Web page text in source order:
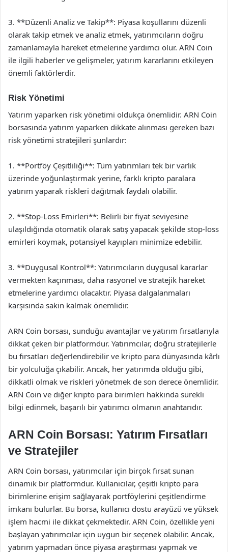
3. **Düzenli Analiz ve Takip**: Piyasa koşullarını düzenli
olarak takip etmek ve analiz etmek, yatırımcıların doğru
zamanlamayla hareket etmelerine yardımcı olur. ARN Coin
ile ilgili haberler ve gelişmeler, yatırım kararlarını etkileyen
önemli faktörlerdir.
Risk Yönetimi
Yatırım yaparken risk yönetimi oldukça önemlidir. ARN Coin
borsasında yatırım yaparken dikkate alınması gereken bazı
risk yönetimi stratejileri şunlardır:
1. **Portföy Çeşitliliği**: Tüm yatırımları tek bir varlık
üzerinde yoğunlaştırmak yerine, farklı kripto paralara
yatırım yaparak riskleri dağıtmak faydalı olabilir.
2. **Stop-Loss Emirleri**: Belirli bir fiyat seviyesine
ulaşıldığında otomatik olarak satış yapacak şekilde stop-loss
emirleri koymak, potansiyel kayıpları minimize edebilir.
3. **Duygusal Kontrol**: Yatırımcıların duygusal kararlar
vermekten kaçınması, daha rasyonel ve stratejik hareket
etmelerine yardımcı olacaktır. Piyasa dalgalanmaları
karşısında sakin kalmak önemlidir.
ARN Coin borsası, sunduğu avantajlar ve yatırım fırsatlarıyla
dikkat çeken bir platformdur. Yatırımcılar, doğru stratejilerle
bu fırsatları değerlendirebilir ve kripto para dünyasında kârlı
bir yolculuğa çıkabilir. Ancak, her yatırımda olduğu gibi,
dikkatli olmak ve riskleri yönetmek de son derece önemlidir.
ARN Coin ve diğer kripto para birimleri hakkında sürekli
bilgi edinmek, başarılı bir yatırımcı olmanın anahtarıdır.
ARN Coin Borsası: Yatırım Fırsatları
ve Stratejiler
ARN Coin borsası, yatırımcılar için birçok fırsat sunan
dinamik bir platformdur. Kullanıcılar, çeşitli kripto para
birimlerine erişim sağlayarak portföylerini çeşitlendirme
imkanı bulurlar. Bu borsa, kullanıcı dostu arayüzü ve yüksek
işlem hacmi ile dikkat çekmektedir. ARN Coin, özellikle yeni
başlayan yatırımcılar için uygun bir seçenek olabilir. Ancak,
yatırım yapmadan önce piyasa araştırması yapmak ve